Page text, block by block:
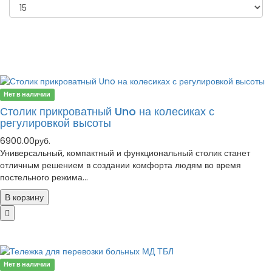
Нет в наличии
Столик прикроватный Uno на колесиках с
регулировкой высоты
6900.00руб.
Универсальный, компактный и функциональный столик станет
отличным решением в создании комфорта людям во время
постельного режима...
В корзину
Нет в наличии